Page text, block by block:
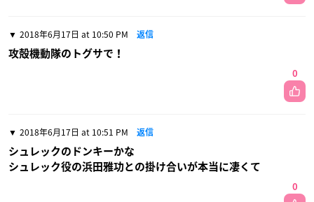
2018年6月17日 at 10:50 PM 返信
攻殻機動隊のトグサで！
0
2018年6月17日 at 10:51 PM 返信
シュレックのドンキーかな
シュレック役の浜田雅功との掛け合いが本当に凄くて
0